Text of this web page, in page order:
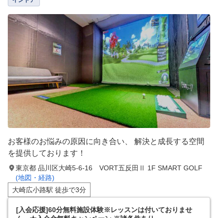
お客様のお悩みの原因に向き合い、 解決と成長する空間
を提供しております！
東京都 品川区大崎5-6-16 VORT五反田Ⅱ 1F SMART GOLF
(地図・経路)
大崎広小路駅 徒歩で3分
[入会応援]60分無料施設体験※レッスンは付いておりませ